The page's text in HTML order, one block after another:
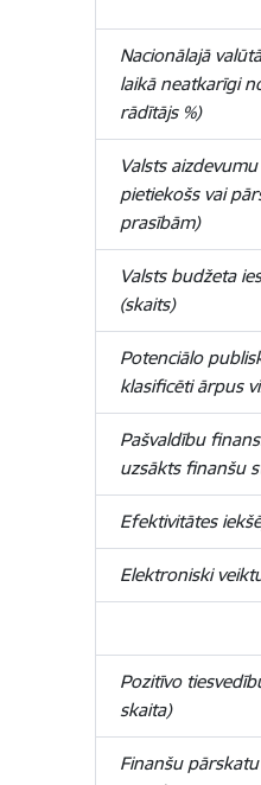
Nacionālajā
laikā neatkarīgi
rādītājs %)
Valsts
pietiekošs vai
prasībām)
Valsts budžeta
(skaits)
Potenciālo
klasificēti ārpus
Pašvaldību
uzsākts finanšu
Efektivitātes
Elektroniski
Pozitīvo
skaita)
Finanšu